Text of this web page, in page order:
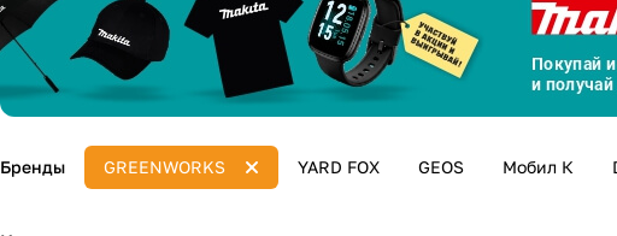
Бренды YARD FOX GEOS Мобил К
GREENWORKS
Сегодня